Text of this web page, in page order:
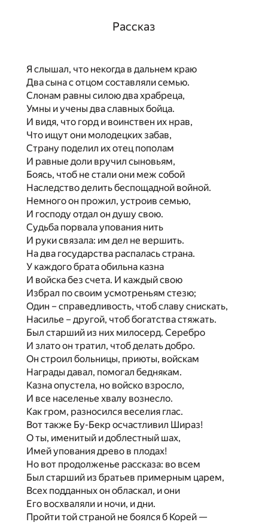
Рассказ
Я слышал, что некогда в дальнем краю
Два сына с отцом составляли семью.
Слонам равны силою два храбреца,
Умны и учены два славных бойца.
И видя, что горд и воинствен их нрав,
Что ищут они молодецких забав,
Страну поделил их отец пополам
И равные доли вручил сыновьям,
Боясь, чтоб не стали они меж собой
Наследство делить беспощадной войной.
Немного он прожил, устроив семью,
И господу отдал он душу свою.
Судьба порвала упования нить
И руки связала: им дел не вершить.
На два государства распалась страна.
У каждого брата обильна казна
И войска без счета. И каждый свою
Избрал по своим усмотреньям стезю;
Один – справедливость, чтоб славу снискать,
Насилье – другой, чтоб богатства стяжать.
Был старший из них милосерд. Серебро
И злато он тратил, чтоб делать добро.
Он строил больницы, приюты, войскам
Награды давал, помогал беднякам.
Казна опустела, но войско взросло,
И все населенье хвалу вознесло.
Как гром, разносился веселия глас.
Вот также Бу-Бекр осчастливил Шираз!
О ты, именитый и доблестный шах,
Имей упования древо в плодах!
Но вот продолженье рассказа: во всем
Был старший из братьев примерным царем,
Всех подданных он обласкал, и они
Его восхваляли и ночи, и дни.
Пройти той страной не боялся б Корей —